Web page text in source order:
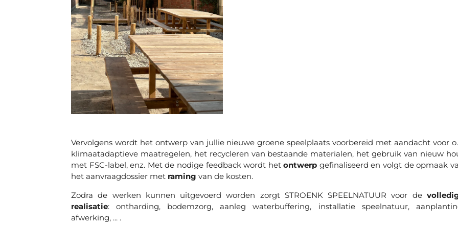
Vervolgens wordt het ontwerp van jullie nieuwe groene speelplaats voorbereid met aandacht voor
klimaatadaptieve maatregelen, het recycleren van bestaande materialen, het gebruik van nieuw
met FSC-label, enz. Met de nodige feedback wordt hetontwerp gefinaliseerd en volgt de opmaak
het aanvraagdossier met raming van de kosten.
Zodra de werken kunnen uitgevoerd worden zorgt STROENK SPEELNATUUR voor de
realisatie: ontharding, bodemzorg, aanleg waterbuffering, installatie speelnatuur,
afwerking, ... .